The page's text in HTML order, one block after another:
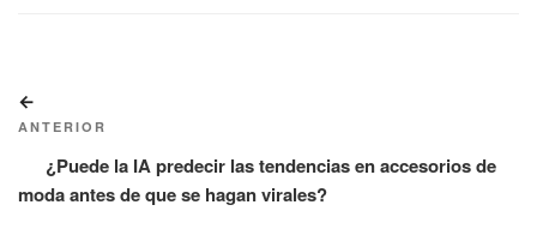
de
entradas
anterior:
ANTERIOR
¿Puede la IA predecir las tendencias en accesorios de
moda antes de que se hagan virales?